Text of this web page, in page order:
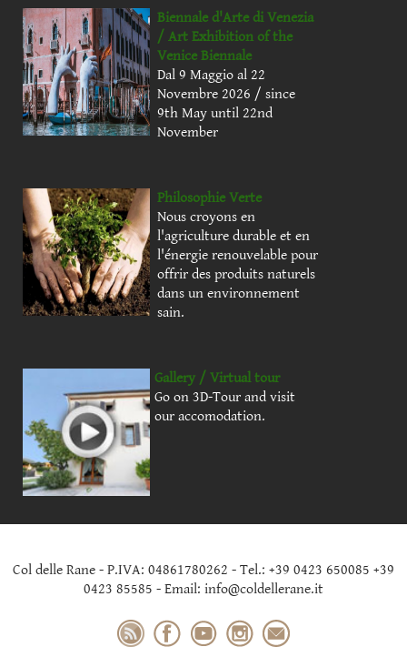
Biennale d'Arte di Venezia
/ Art Exhibition of the
Venice Biennale
Dal 9 Maggio al 22
Novembre 2026 / since
9th May until 22nd
November
Philosophie Verte
Nous croyons en
l'agriculture durable et en
l'énergie renouvelable pour
offrir des produits naturels
dans un environnement
sain.
Gallery / Virtual tour
Go on 3D-Tour and visit
our accomodation.
Col delle Rane - P.IVA: 04861780262 - Tel.: +39 0423 650085 +39
0423 85585 - Email: info@coldellerane.it